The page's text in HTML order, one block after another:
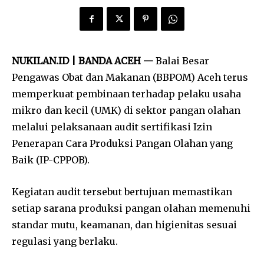
NUKILAN.ID | BANDA ACEH — Balai Besar
Pengawas Obat dan Makanan (BBPOM) Aceh terus
memperkuat pembinaan terhadap pelaku usaha
mikro dan kecil (UMK) di sektor pangan olahan
melalui pelaksanaan audit sertifikasi Izin
Penerapan Cara Produksi Pangan Olahan yang
Baik (IP-CPPOB).
Kegiatan audit tersebut bertujuan memastikan
setiap sarana produksi pangan olahan memenuhi
standar mutu, keamanan, dan higienitas sesuai
regulasi yang berlaku.